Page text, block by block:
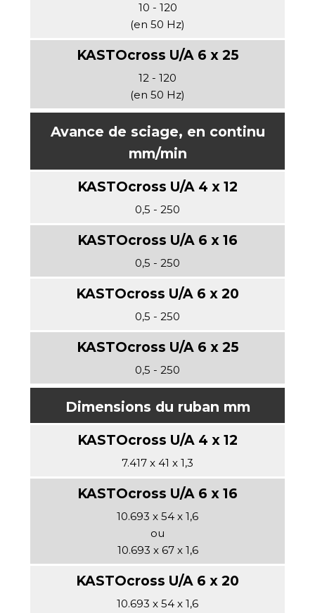
10 - 120
(en 50 Hz)
12 - 120
(en 50 Hz)
Avance de sciage, en continu
mm/min
0,5 - 250
0,5 - 250
0,5 - 250
0,5 - 250
Dimensions du ruban mm
7.417 x 41 x 1,3
10.693 x 54 x 1,6
ou
10.693 x 67 x 1,6
10.693 x 54 x 1,6